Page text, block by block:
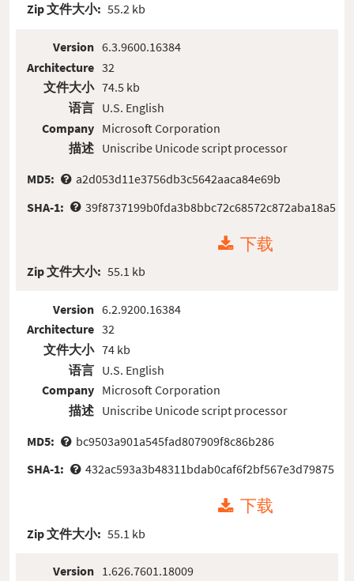
Zip 文件大小: 55.2 kb
Version
Architecture
文件大小
语言
Company
描述
6.3.9600.16384
32
74.5 kb
U.S. English
Microsoft Corporation
Uniscribe Unicode script processor
MD5:
a2d053d11e3756db3c5642aaca84e69b
SHA-1:
39f8737199b0fda3b8bbc72c68572c872aba18a5
下载
Zip 文件大小: 55.1 kb
Version
Architecture
文件大小
语言
Company
描述
6.2.9200.16384
32
74 kb
U.S. English
Microsoft Corporation
Uniscribe Unicode script processor
MD5:
bc9503a901a545fad807909f8c86b286
SHA-1:
432ac593a3b48311bdab0caf6f2bf567e3d79875
下载
Zip 文件大小: 55.1 kb
Version 1.626.7601.18009